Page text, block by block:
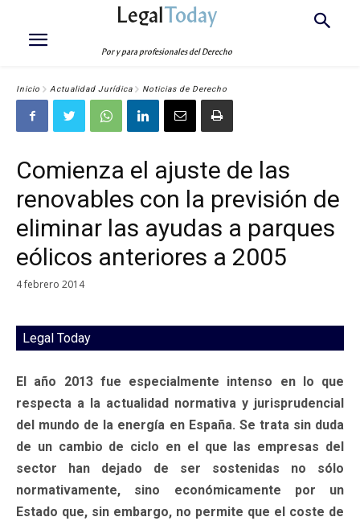
LegalToday
Por y para profesionales del Derecho
Inicio Actualidad Jurídica Noticias de Derecho
Comienza el ajuste de las
renovables con la previsión de
eliminar las ayudas a parques
eólicos anteriores a 2005
4 febrero 2014
Legal Today
El año 2013 fue especialmente intenso en lo que
respecta a la actualidad normativa y jurisprudencial
del mundo de la energía en España. Se trata sin duda
de un cambio de ciclo en el que las empresas del
sector han dejado de ser sostenidas no sólo
normativamente, sino económicamente por un
Estado que, sin embargo, no permite que el coste de